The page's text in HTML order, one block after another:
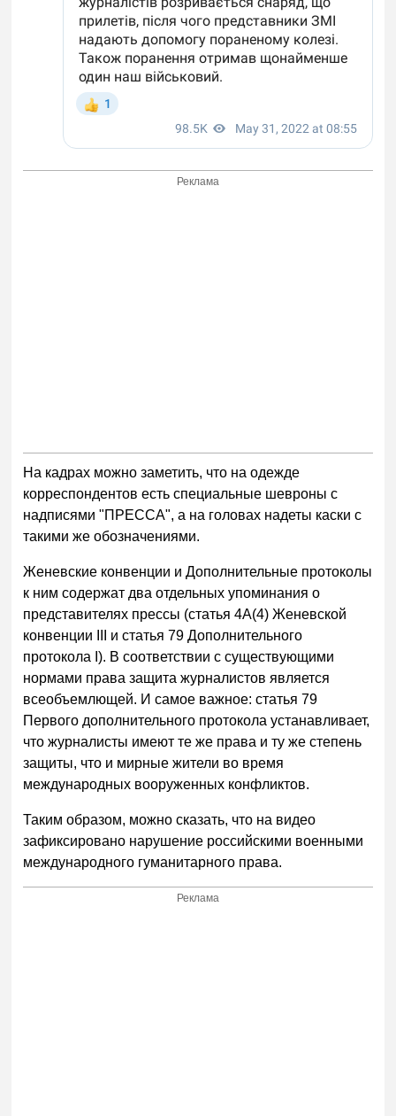
Реклама
На кадрах можно заметить, что на одежде
корреспондентов есть специальные шевроны с
надписями "ПРЕССА", а на головах надеты каски с
такими же обозначениями.
Женевские конвенции и Дополнительные протоколы
к ним содержат два отдельных упоминания о
представителях прессы (статья 4А(4) Женевской
конвенции III и статья 79 Дополнительного
протокола I). В соответствии с существующими
нормами права защита журналистов является
всеобъемлющей. И самое важное: статья 79
Первого дополнительного протокола устанавливает,
что журналисты имеют те же права и ту же степень
защиты, что и мирные жители во время
международных вооруженных конфликтов.
Таким образом, можно сказать, что на видео
зафиксировано нарушение российскими военными
международного гуманитарного права.
Реклама